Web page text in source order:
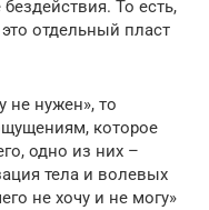
То есть,
отдельный пласт
не нужен», то
которое
одно из них –
тела и волевых
не хочу и не могу»